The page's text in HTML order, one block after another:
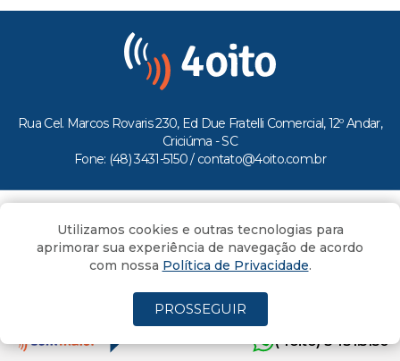
Rua Cel. Marcos Rovaris 230, Ed Due Fratelli Comercial, 12º Andar,
Criciúma - SC
Fone: (48) 3431-5150 / contato@4oito.com.br
Todos os direitos reservados ao Portal 4oito
(4oito) 3431.5150
Utilizamos cookies e outras tecnologias para
aprimorar sua experiência de navegação de acordo
com nossa Política de Privacidade.
PROSSEGUIR